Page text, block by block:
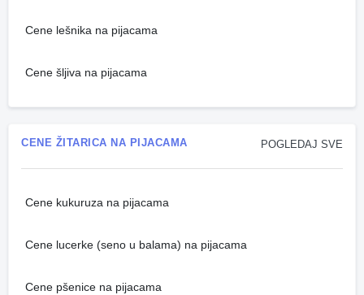
Cene lešnika na pijacama
Cene šljiva na pijacama
POGLEDAJ SVE
CENE ŽITARICA NA PIJACAMA
Cene kukuruza na pijacama
Cene lucerke (seno u balama) na pijacama
Cene pšenice na pijacama